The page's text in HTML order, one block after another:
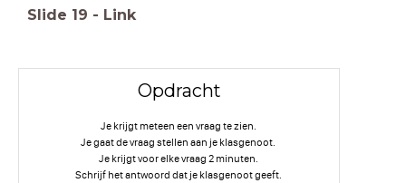
Slide 19 - Link
Opdracht
Je krijgt meteen een vraag te zien.
Je gaat de vraag stellen aan je klasgenoot.
Je krijgt voor elke vraag 2 minuten.
Schrijf het antwoord dat je klasgenoot geeft.